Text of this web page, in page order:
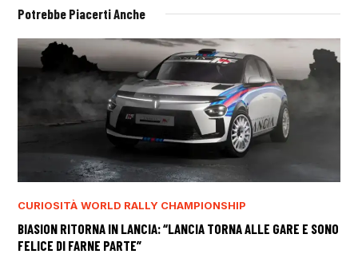
Potrebbe Piacerti Anche
CURIOSITÀ WORLD RALLY CHAMPIONSHIP
BIASION RITORNA IN LANCIA: “LANCIA TORNA ALLE GARE E SONO
FELICE DI FARNE PARTE”